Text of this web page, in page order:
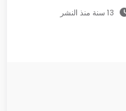
13 سنة منذ النشر